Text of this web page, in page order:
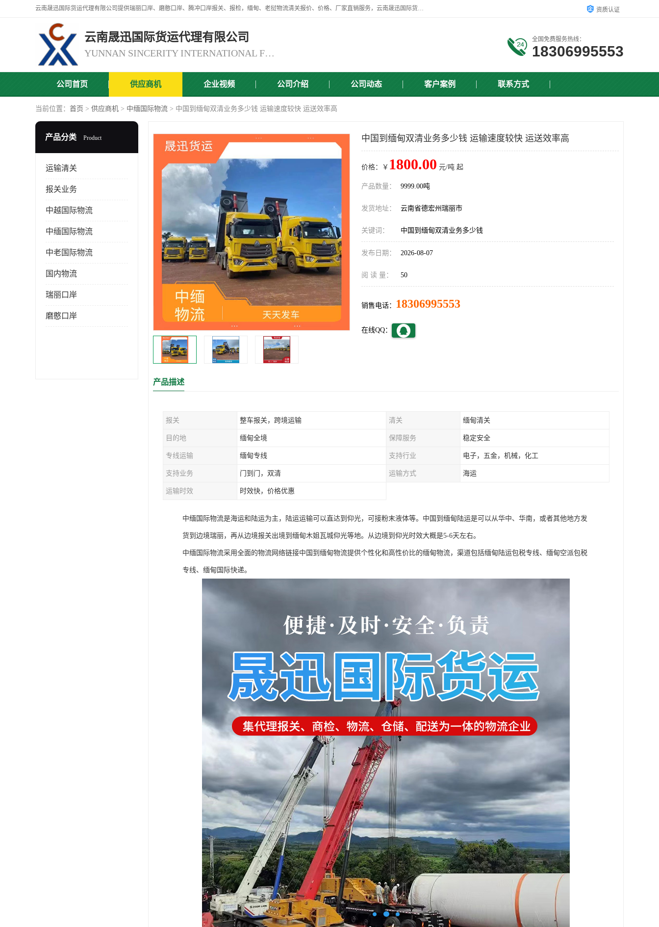
云南晟迅国际货运代理有限公司提供瑞丽口岸、磨憨口岸、腾冲口岸报关、报检，缅甸、老挝物流清关报价、价格、厂家直销服务，云南晟迅国际货运代理有限公司，由一支精通业务、经验丰富、责任心强的专业团队组建于,云南晟迅国际货运代理有限公司商铺。 资质认证
云南晟迅国际货运代理有限公司
YUNNAN SINCERITY INTERNATIONAL FREIGHT FOR WARDING CO.,LTD
全国免费服务热线：
18306995553
公司首页 供应商机 企业视频 公司介绍 公司动态 客户案例 联系方式
当前位置： 首页 > 供应商机 > 中缅国际物流 > 中国到缅甸双清业务多少钱 运输速度较快 运送效率高
产品分类 Product
运输清关
报关业务
中越国际物流
中缅国际物流
中老国际物流
国内物流
瑞丽口岸
磨憨口岸
中国到缅甸双清业务多少钱 运输速度较快 运送效率高
价格：￥ 1800.00 元/吨 起
产品数量： 9999.00吨
发货地址： 云南省德宏州瑞丽市
关键词： 中国到缅甸双清业务多少钱
发布日期： 2026-08-07
阅 读 量： 50
销售电话： 18306995553
在线QQ：
产品描述
报关 整车报关，跨境运输 清关 缅甸清关
目的地 缅甸全境 保障服务 稳定安全
专线运输 缅甸专线 支持行业 电子，五金，机械，化工
支持业务 门到门，双清 运输方式 海运
运输时效 时效快，价格优惠
中缅国际物流是海运和陆运为主，陆运运输可以直达到仰光，可接粉末液体等。中国到缅甸陆运是可以从华中、华南，或者其他地方发
货到边境瑞丽，再从边境报关出境到缅甸木姐瓦城仰光等地。从边境到仰光时效大概是5-6天左右。
中缅国际物流采用全面的物流网络链接中国到缅甸物流提供个性化和高性价比的缅甸物流，渠道包括缅甸陆运包税专线、缅甸空派包税
专线、缅甸国际快递。